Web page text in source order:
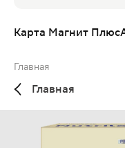
Карта Магнит Плюс
Главная
Главная